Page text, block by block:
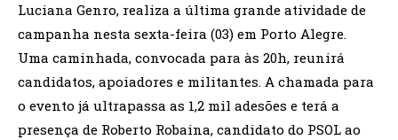
Luciana Genro, realiza a última grande atividade de
campanha nesta sexta-feira (03) em Porto Alegre.
Uma caminhada, convocada para às 20h, reunirá
candidatos, apoiadores e militantes. A chamada para
o evento já ultrapassa as 1,2 mil adesões e terá a
presença de Roberto Robaina, candidato do PSOL ao